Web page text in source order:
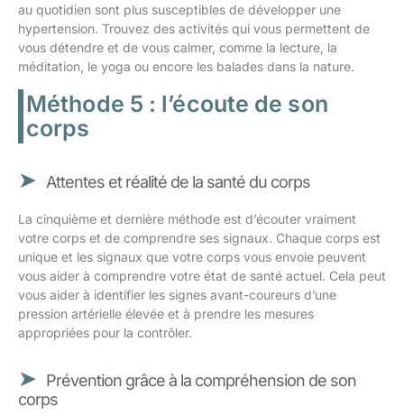
au quotidien sont plus susceptibles de développer une
hypertension. Trouvez des activités qui vous permettent de
vous détendre et de vous calmer, comme la lecture, la
méditation, le yoga ou encore les balades dans la nature.
Méthode 5 : l’écoute de son
corps
Attentes et réalité de la santé du corps
La cinquième et dernière méthode est d’écouter vraiment
votre corps et de comprendre ses signaux. Chaque corps est
unique et les signaux que votre corps vous envoie peuvent
vous aider à comprendre votre état de santé actuel. Cela peut
vous aider à identifier les signes avant-coureurs d’une
pression artérielle élevée et à prendre les mesures
appropriées pour la contrôler.
Prévention grâce à la compréhension de son
corps